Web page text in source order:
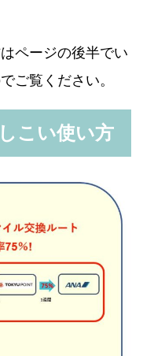
ページの後半でい
ご覧ください。
こい使い方